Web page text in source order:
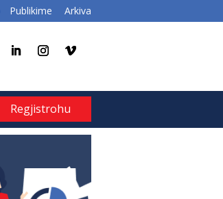
Publikime Arkiva
Regjistrohu